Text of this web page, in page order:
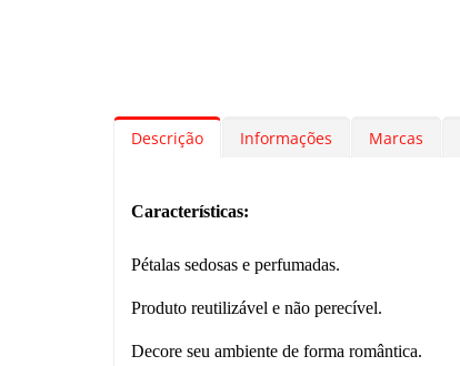
Descrição Informações Marcas
Características:
Pétalas sedosas e perfumadas.
Produto reutilizável e não perecível.
Decore seu ambiente de forma romântica.